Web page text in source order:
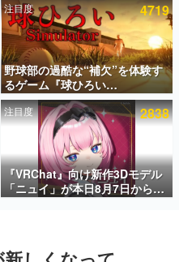
ンキング
ページビュー数万以上！ などな
た、電ファミ渾身の“殿堂入り”記
の方々に製作時のエピソードをお
注目度 4719
野球部の過酷な“補欠”を体験す
るゲーム『球ひろい
Simulator』が「1件」のウィッ
シュリストをもとにチェコ語に
対応しSNSで話題に。『キング
ダム・カム』開発元やチェコの
プロ野球選手から称賛の声
注目度 2838
『VRChat』向け新作3Dモデル
「ニュイ」が本日8月7日から
BOOTHにて発売。瞳に光る星